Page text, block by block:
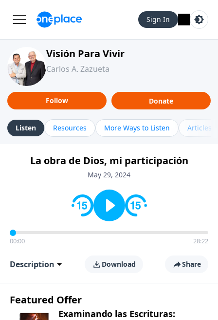
Sign In
Visión Para Vivir
Carlos A. Zazueta
Follow Donate
Listen Resources More Ways to Listen Articles
La obra de Dios, mi participación
May 29, 2024
00:00 28:22
Description Download Share
Featured Offer
Examinando las Escrituras: